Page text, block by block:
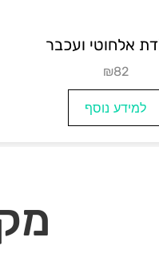
מקלדת אלחוטי
למידע נוסף